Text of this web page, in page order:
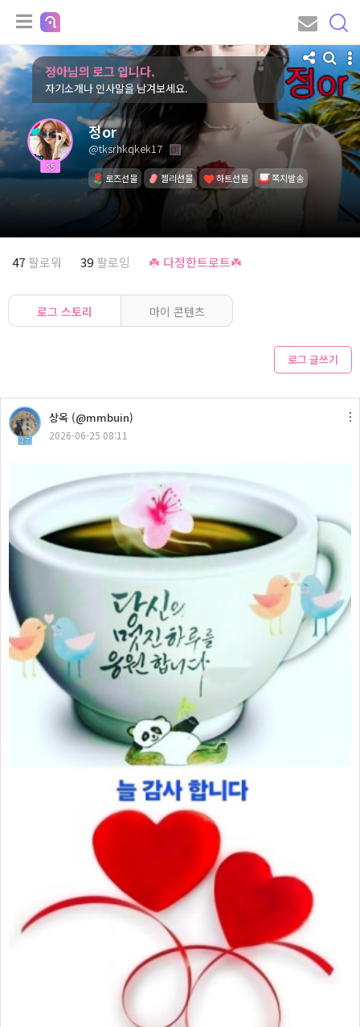
정아님의 로그 입니다.
자기소개나 인사말을 남겨보세요.
55
정or
@tksrhkqkek17
로즈선물 젤리선물 하트선물 쪽지발송
47 팔로워 39 팔로잉 ☘️ 다정한트로트☘️
로그 스토리 마이 콘텐츠
로그 글쓰기
27
상옥 (@mmbuin)
2026-06-25 08:11